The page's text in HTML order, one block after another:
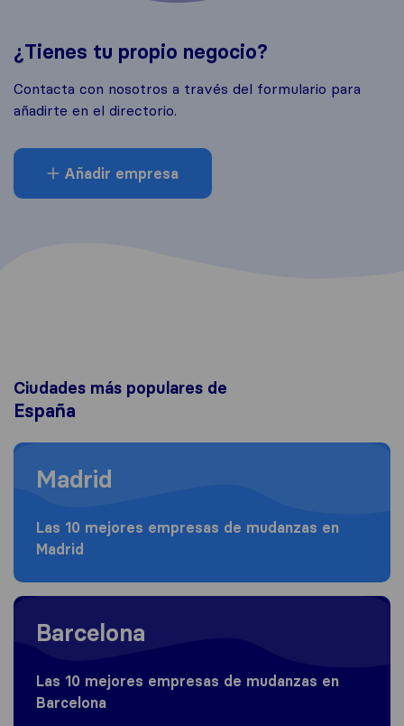
¿Tienes tu propio negocio?
Contacta con nosotros a través del formulario para
añadirte en el directorio.
Añadir empresa
Ciudades más populares de
España
Moving to Madrid
Madrid
Las 10 mejores empresas de mudanzas en
Madrid
Moving to Barcelona
Barcelona
Las 10 mejores empresas de mudanzas en
Barcelona